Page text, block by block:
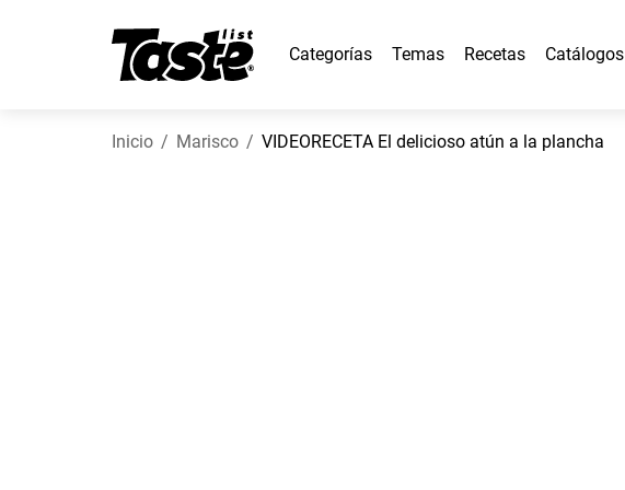
Categorías Temas Recetas Catálogos
Inicio Marisco VIDEORECETA El delicioso atún a la plancha